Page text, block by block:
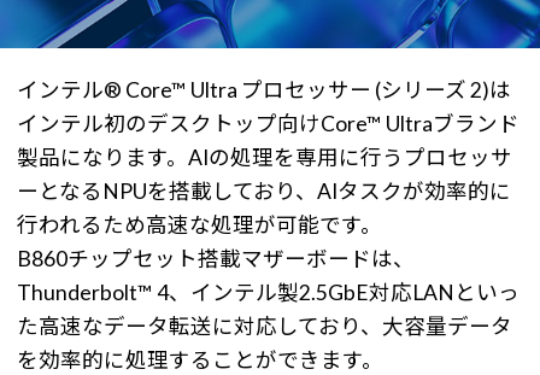
インテル® Core™ Ultra プロセッサー (シリーズ 2)は
インテル初のデスクトップ向けCore™ Ultraブランド
製品になります。AIの処理を専用に行うプロセッサ
ーとなるNPUを搭載しており、AIタスクが効率的に
行われるため高速な処理が可能です。
B860チップセット搭載マザーボードは、
Thunderbolt™ 4、インテル製2.5GbE対応LANといっ
た高速なデータ転送に対応しており、大容量データ
を効率的に処理することができます。